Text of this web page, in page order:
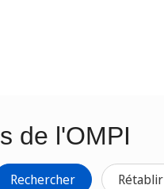
de l'OMPI
Rechercher Rétablir